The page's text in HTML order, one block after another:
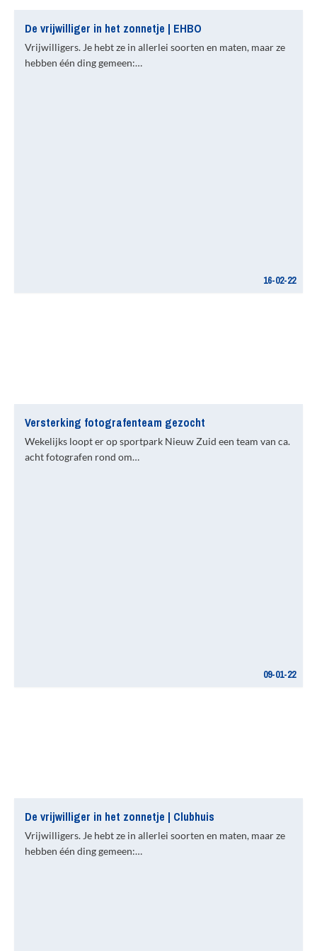
De vrijwilliger in het zonnetje | EHBO
Vrijwilligers. Je hebt ze in allerlei soorten en maten, maar ze
hebben één ding gemeen:…
16-02-22
Versterking fotografenteam gezocht
Wekelijks loopt er op sportpark Nieuw Zuid een team van ca.
acht fotografen rond om…
09-01-22
De vrijwilliger in het zonnetje | Clubhuis
Vrijwilligers. Je hebt ze in allerlei soorten en maten, maar ze
hebben één ding gemeen:…